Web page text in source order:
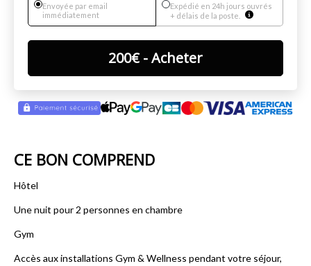
Envoyée par email
immédiatement
Expédié en 24h jours ouvrés
+ délais de la poste.
200€- Acheter
CE BON COMPREND
Hôtel
Une nuit pour 2 personnes en chambre
Gym
Accès aux installations Gym & Wellness pendant votre séjour,